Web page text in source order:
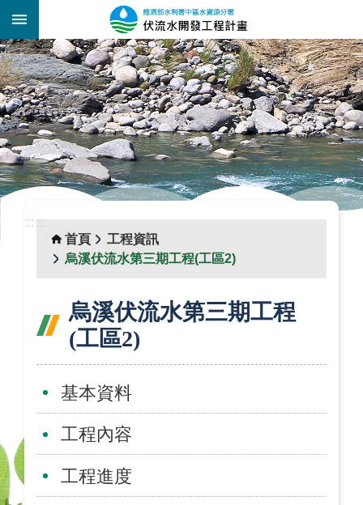
跳到主要內容區塊
::: _
::: :::
首頁
工程資訊
烏溪伏流水第三期工程(工區2)
烏溪伏流水第三期工程
(工區2)
基本資料
工程內容
工程進度